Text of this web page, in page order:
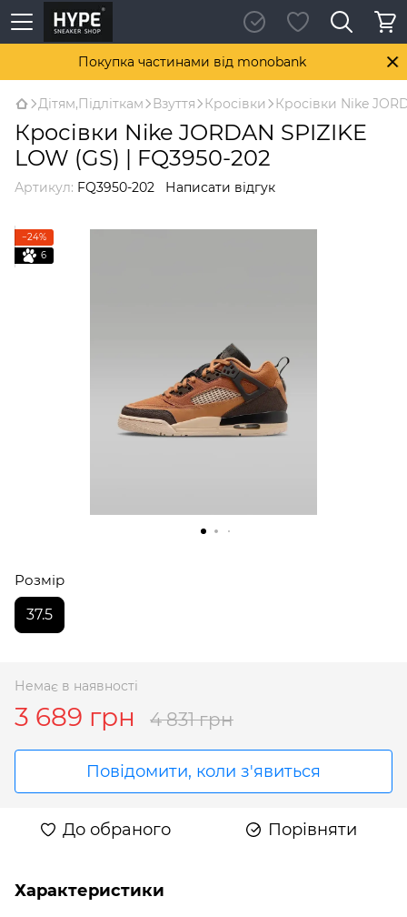
Покупка частинами від monobank
Дітям,Підліткам Взуття Кросівки Кросівки Nike
Кросівки Nike JORDAN SPIZIKE
LOW (GS) | FQ3950-202
Артикул: FQ3950-202 Написати відгук
−24%
6
Розмір
37.5
Немає в наявності
3 689 грн 4 831 грн
Повідомити, коли з'явиться
До обраного Порівняти
Характеристики